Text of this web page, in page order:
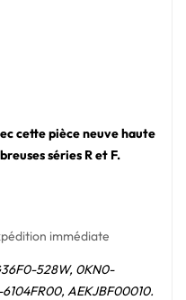
cette pièce neuve haute
séries R et F.
immédiate
528W, 0KN0-
AEKJBF00010.